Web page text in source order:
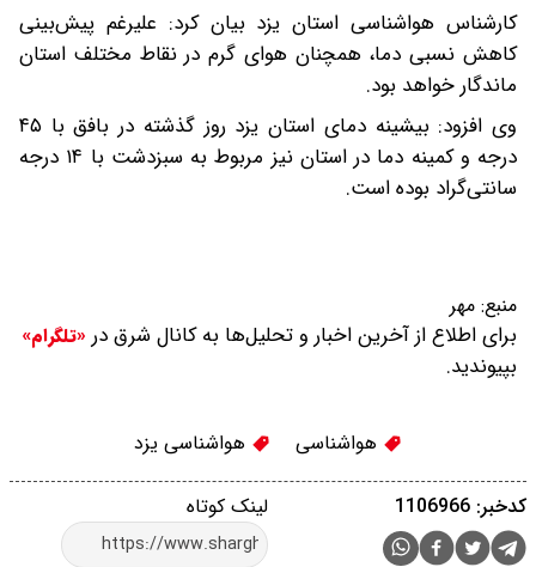
کارشناس هواشناسی استان یزد بیان کرد: علیرغم پیش‌بینی
کاهش نسبی دما، همچنان هوای گرم در نقاط مختلف استان
ماندگار خواهد بود.
وی افزود: بیشینه دمای استان یزد روز گذشته در بافق با ۴۵
درجه و کمینه دما در استان نیز مربوط به سبزدشت با ۱۴ درجه
سانتی‌گراد بوده است.
منبع: مهر
برای اطلاع از آخرین اخبار و تحلیل‌ها به کانال شرق در «تلگرام»
بپیوندید.
هواشناسی هواشناسی یزد
لینک کوتاه کدخبر: 1106966